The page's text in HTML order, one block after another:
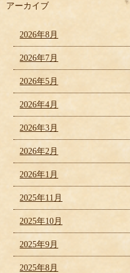
アーカイブ
2026年8月
2026年7月
2026年5月
2026年4月
2026年3月
2026年2月
2026年1月
2025年11月
2025年10月
2025年9月
2025年8月